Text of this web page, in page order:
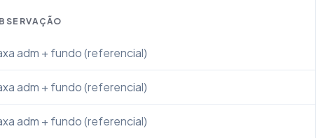
adm + fundo (referencial)
adm + fundo (referencial)
adm + fundo (referencial)